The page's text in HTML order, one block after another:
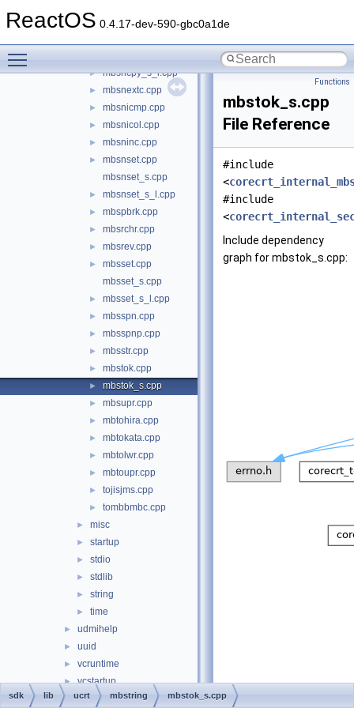
ReactOS 0.4.17-dev-590-gbc0a1de
► mbsncoll.cpp
► mbsncpy_s_l.cpp
► mbsnextc.cpp
► mbsnicmp.cpp
► mbsnicol.cpp
► mbsninc.cpp
►
mbsnset.cpp
mbsnset_s.cpp
► mbsnset_s_l.cpp
► mbspbrk.cpp
► mbsrchr.cpp
► mbsrev.cpp
►
mbsset.cpp
mbsset_s.cpp
► mbsset_s_l.cpp
► mbsspn.cpp
► mbsspnp.cpp
► mbsstr.cpp
► mbstok.cpp
► mbstok_s.cpp
► mbsupr.cpp
► mbtohira.cpp
► mbtokata.cpp
► mbtolwr.cpp
► mbtoupr.cpp
► tojisjms.cpp
► tombbmbc.cpp
► misc
► startup
► stdio
► stdlib
► string
► time
► udmihelp
► uuid
► vcruntime
► vcstartup
► wdmguid
Functions
mbstok_s.cpp
File Reference
#include
<
#include
<
Include dependency
graph for mbstok_s.cpp:
sdk lib ucrt mbstring mbstok_s.cpp